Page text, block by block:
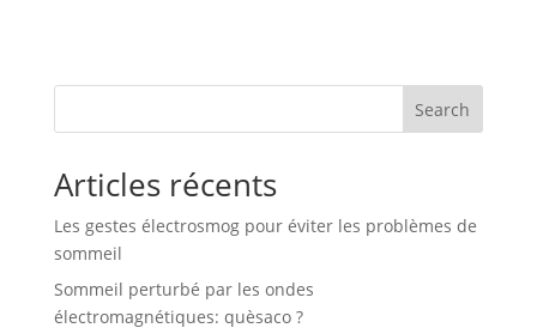
Search
Articles récents
Les gestes électrosmog pour éviter les problèmes de
sommeil
Sommeil perturbé par les ondes
électromagnétiques: quèsaco ?